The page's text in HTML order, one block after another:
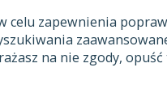
celu zapewnienia
na nie zgody,